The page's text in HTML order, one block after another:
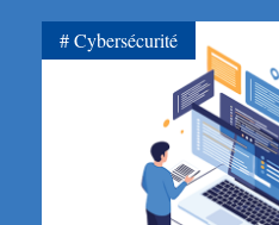
Cybersécurité